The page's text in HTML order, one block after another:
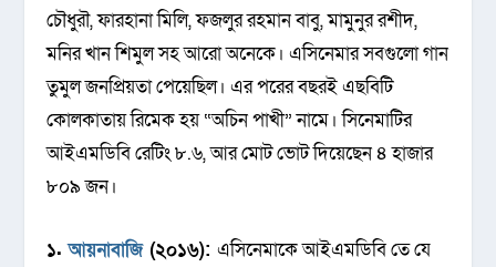
চৌধুরৗ, ফারহানা মিলি, ফজলুর রহমান বাবু, মামুনুর রশীদ,
মনির খান শিমুল সহ আরো অনেকে। এসিনেমার সবগুলো গান
তুমুল জনপ্রিয়তা পেয়েছিল। এর পরের বছরই এছবিটি
কোলকাতায় রিমেক হয় “অচিন পাখী” নামে। সিনেমাটির
আইএমডিবি রেটিং ৮.৬, আর মোট ভোট দিয়েছেন ৪ হাজার
৮০৯ জন।
১. আয়নাবাজি(২০১৬):এসিনেমাকে আইএমডিবি তে যে